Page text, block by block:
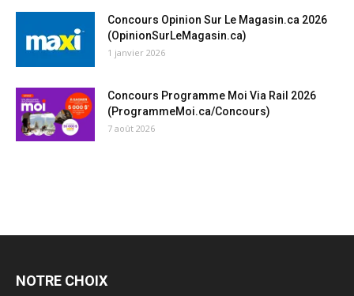
Concours Opinion Sur Le Magasin.ca 2026
(OpinionSurLeMagasin.ca)
1 janvier 2026
Concours Programme Moi Via Rail 2026
(ProgrammeMoi.ca/Concours)
7 août 2026
NOTRE CHOIX